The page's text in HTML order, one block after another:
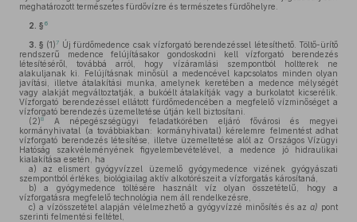
meghatározott természetes fürdővízre és természetes fürdőhelyre.
2. § 6
3. § (1)7 Új fürdőmedence csak vízforgató berendezéssel létesíthető. Töltő-ürítő
rendszerű medence felújításakor gondoskodni kell vízforgató berendezés
létesítéséről, továbbá arról, hogy vízáramlási szempontból holtterek ne
alakuljanak ki. Felújításnak minősül a medencével kapcsolatos minden olyan
javítási, illetve átalakítási munka, amelynek keretében a medence mélységét
vagy alakját megváltoztatják, a bukóélt átalakítják vagy a burkolatot kicserélik.
Vízforgató berendezéssel ellátott fürdőmedencében a megfelelő vízminőséget a
vízforgató berendezés üzemeltetése útján kell biztosítani.
(2)8
A népegészségügyi feladatkörében eljáró fővárosi és megyei
kormányhivatal (a továbbiakban: kormányhivatal) kérelemre felmentést adhat
vízforgató berendezés létesítése, illetve üzemeltetése alól az Országos Vízügyi
Hatóság szakvéleményének figyelembevételével, a medence jó hidraulikai
kialakítása esetén, ha
a) az elismert gyógyvízzel üzemelő gyógymedence vizének gyógyászati
szempontból értékes, biológiailag aktív alkotórészeit a vízforgatás károsítaná,
b) a gyógymedence töltésére használt víz olyan összetételű, hogy a
vízforgatásra megfelelő technológia nem áll rendelkezésre,
c) a vízösszetétel alapján vélelmezhető a gyógyvízzé minősítés és az a) pont
szerinti felmentési feltétel,